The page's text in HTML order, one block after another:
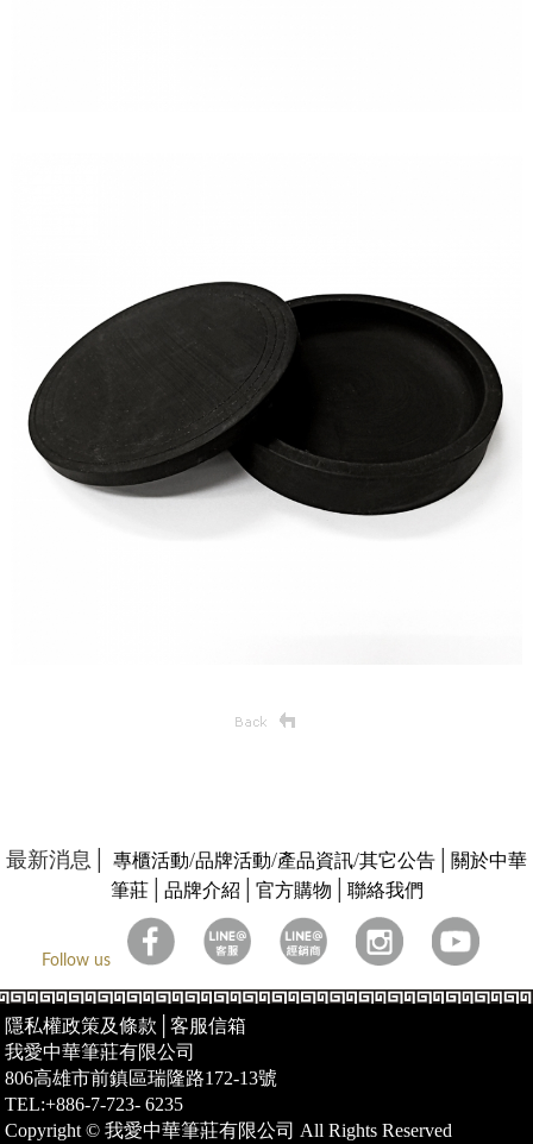
最新消息│ 專櫃活動/品牌活動/產品資訊/其它公告
關於中華
筆莊│ 品牌介紹 官方購物 聯絡我們
Follow us
隱私權政策及條款 │客服信箱
我愛中華筆莊有限公司
806高雄市前鎮區瑞隆路172-13號
TEL:+886-7-723- 6235
Copyright © 我愛中華筆莊有限公司 All Rights Reserved